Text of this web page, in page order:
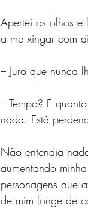
Apertei os olhos e
a me xingar com
– Juro que nunca
– Tempo? E
nada. Está
Não entendia
aumentando
personagens que
de mim longe de